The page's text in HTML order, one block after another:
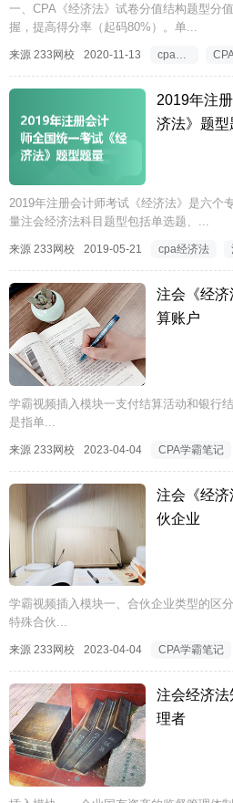
一、CPA《经济法》试卷分值结构题型分
握，提高得分率（起码80%）。单...
来源 233网校 2020-11-13
2019年注
济法》题型
2019年注册会计师考试《经济法》是六个
量注会经济法科目题型包括单选题、...
来源 233网校 2019-05-21 cpa经济法
注会《经
算账户
学霸视频插入模块一支付结算活动和银行
是指单...
来源 233网校 2023-04-04 CPA学霸笔记
注会《经
伙企业
学霸视频插入模块一、合伙企业类型的
特殊合伙...
来源 233网校 2023-04-04 CPA学霸笔记
注会经济
理者